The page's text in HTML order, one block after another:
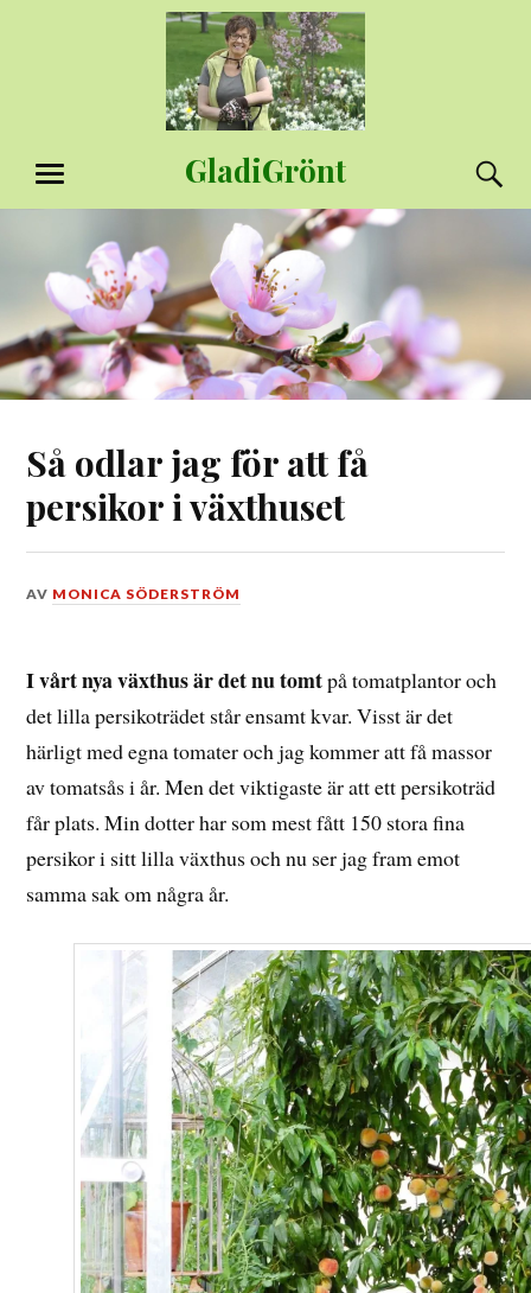
GladiGrönt
MENY
Så odlar jag för att få
persikor i växthuset
DEN
2017
AV MONICA SÖDERSTRÖM
I vårt nya växthus är det nu tomtpå tomatplantor och
det lilla persikoträdet står ensamt kvar. Visst är det
härligt med egna tomater och jag kommer att få massor
av tomatsås i år. Men det viktigaste är att ett persikoträd
får plats. Min dotter har som mest fått 150 stora fina
persikor i sitt lilla växthus och nu ser jag fram emot
samma sak om några år.